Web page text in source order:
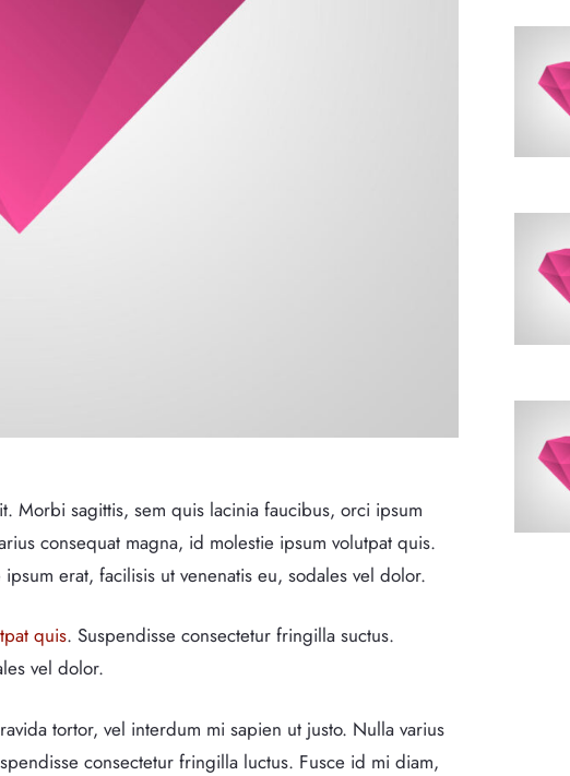
Morbi sagittis, sem quis lacinia faucibus, orci ipsum
consequat magna, id molestie ipsum volutpat quis.
erat, facilisis ut venenatis eu, sodales vel dolor.
quis. Suspendisse consectetur fringilla suctus.
vel dolor.
tortor, vel interdum mi sapien ut justo. Nulla varius
consectetur fringilla luctus. Fusce id mi diam,